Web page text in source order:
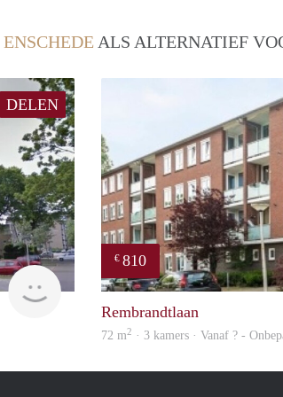
ENSCHEDE ALS ALTERNATIEF
DELEN
€ 810
Rembrandtlaan
72 m2 · 3 kamers · Vanaf ? -